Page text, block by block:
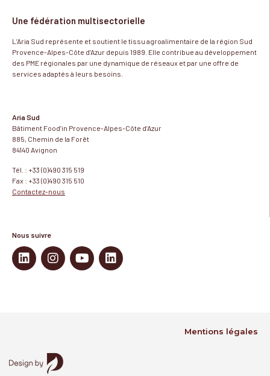
Une fédération multisectorielle
L’Aria Sud représente et soutient le tissu agroalimentaire de la région Sud
Provence-Alpes-Côte d’Azur depuis 1989. Elle contribue au développement
des PME régionales par une dynamique de réseaux et par une offre de
services adaptés à leurs besoins.
Aria Sud
Bâtiment Food’in Provence-Alpes-Côte d’Azur
885, Chemin de la Forêt
84140 Avignon
Tél. : +33 (0)490 315 519
Fax : +33 (0)490 315 510
Contactez-nous
Nous suivre
Mentions légales